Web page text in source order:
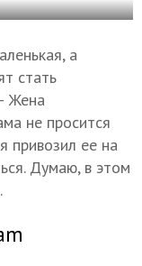
а
стать
Жена
не просится
привозил ее на
Думаю, в этом